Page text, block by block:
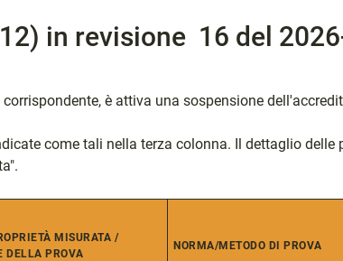
in revisione 16 del
è attiva una sospensione
come tali nella terza colonna. Il dettaglio
MISURATA /
DELLA PROVA
NORMA/METODO DI PROVA